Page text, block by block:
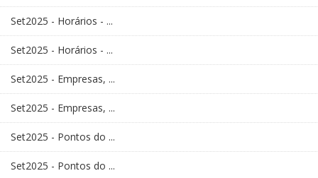
Set2025 - Horários - ...
Set2025 - Horários - ...
Set2025 - Empresas, ...
Set2025 - Empresas, ...
Set2025 - Pontos do ...
Set2025 - Pontos do ...